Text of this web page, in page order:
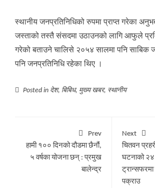
स्थानीय जनप्रतिनिधिको रुपमा प्राप्त गरेका
जस्ताको तस्तै संसदमा उठाउनको लागि आफुले
गरेको बताउने चालिसे २०५४ सालमा पनि साबिक
पनि जनप्रतिनिधि रहेका थिए ।
Posted in देश, बिबिध, मुख्य खबर, स्थानीय
Prev
हामी १०० दिनको दौडमा छैनौं,
५ वर्षका योजना छन् : प्रमुख
बालेन्द्र
Next
चितवन
घटनाको २४
ट्रान्सफरमा
पक्राउ